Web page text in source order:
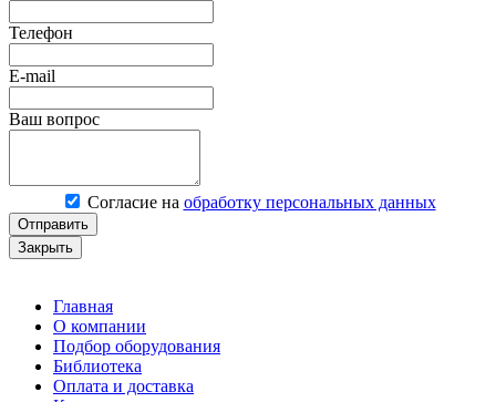
Телефон
E-mail
Ваш вопрос
Согласие на обработку персональных данных
Отправить
Закрыть
Главная
О компании
Подбор оборудования
Библиотека
Оплата и доставка